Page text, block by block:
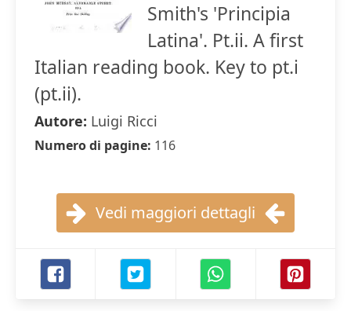
Smith's 'Principia
Latina'. Pt.ii. A first
Italian reading book. Key to pt.i
(pt.ii).
Autore: Luigi Ricci
Numero di pagine: 116
Vedi maggiori dettagli